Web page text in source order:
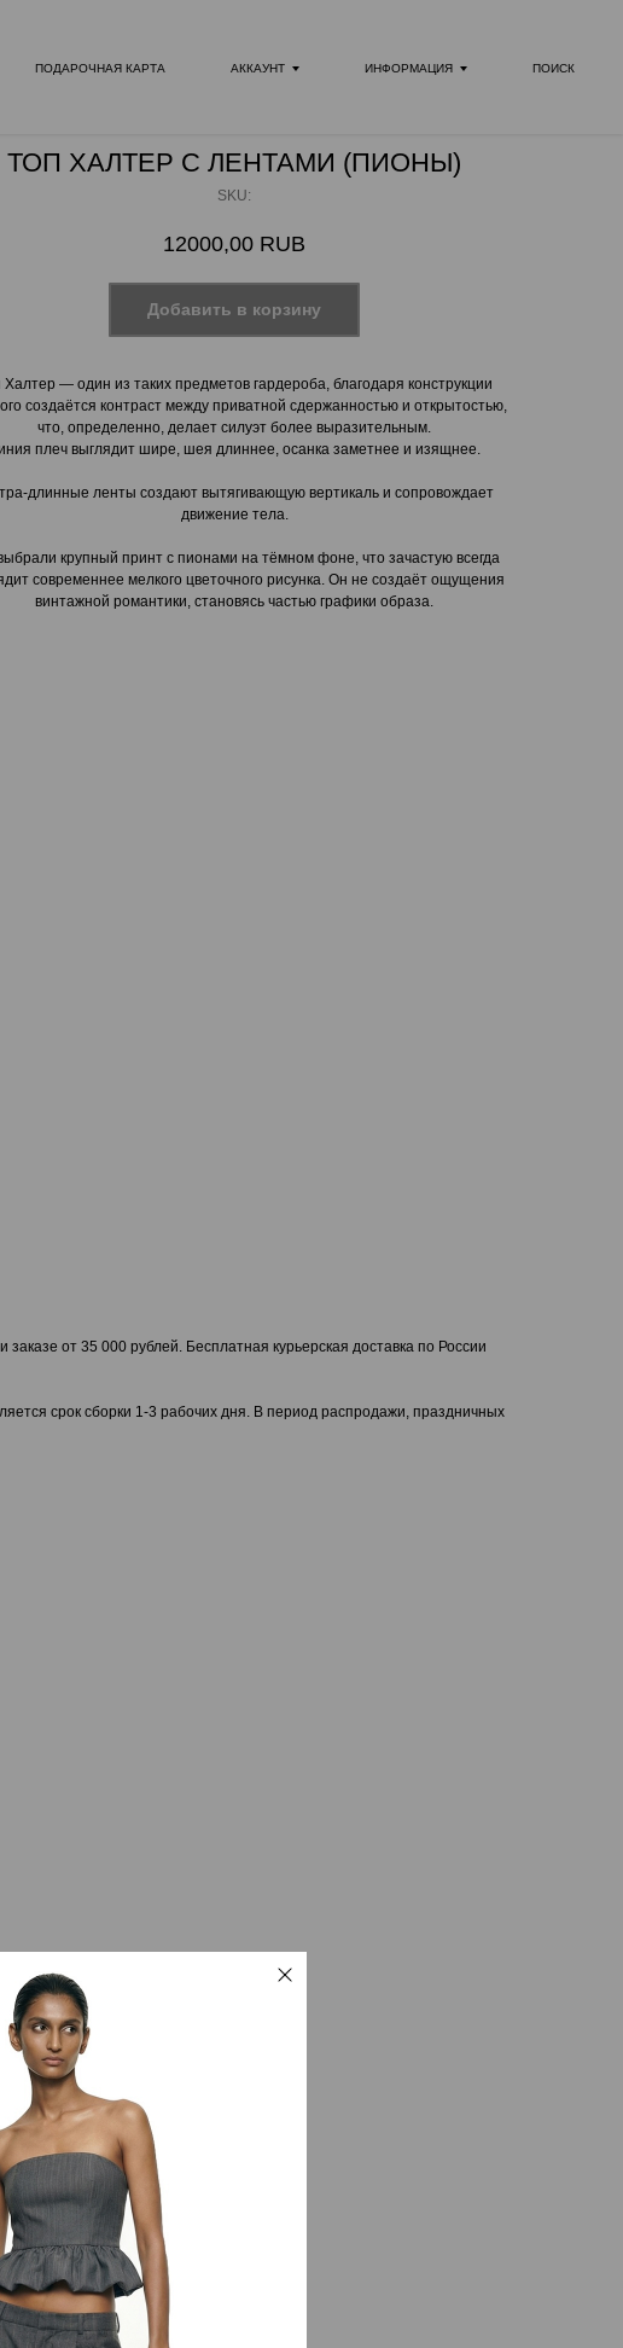
ПОДАРОЧНАЯ КАРТА АККАУНТ ИНФОРМАЦИЯ ПОИСК
ТОП ХАЛТЕР С ЛЕНТАМИ (ПИОНЫ)
SKU:
12000,00 RUB
Добавить в корзину
Халтер — один из таких предметов гардероба, благодаря конструкции
создаётся контраст между приватной сдержанностью и открытостью,
что, определенно, делает силуэт более выразительным.
плеч выглядит шире, шея длиннее, осанка заметнее и изящнее.
длинные ленты создают вытягивающую вертикаль и сопровождает
движение тела.
крупный принт с пионами на тёмном фоне, что зачастую всегда
современнее мелкого цветочного рисунка. Он не создаёт ощущения
винтажной романтики, становясь частью графики образа.
от 35 000 рублей. Бесплатная курьерская доставка по России
срок сборки 1-3 рабочих дня. В период распродажи, праздничных